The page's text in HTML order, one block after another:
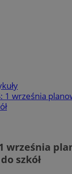
1 września
września
szkół